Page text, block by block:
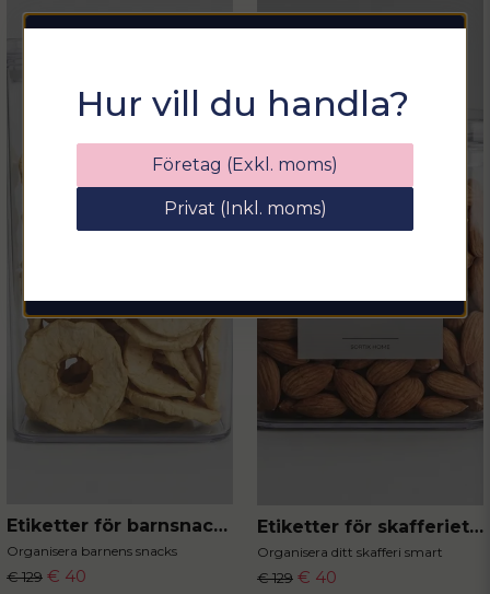
Etiketter för barnsnacks 20 st 5x5 cm
Organisera barnens snacks
€ 129 € 40
Etiketter för skafferiet 40st 5x5 cm
Organisera ditt skafferi smart
€ 129 € 40
Sommarfixa med
Sortix! 15% rabatt
Ange din e-postadress nedan för att få en
rabattkod på hela ditt köp
email
Hur vill du handla?
Företag (Exkl. moms)
Privat (Inkl. moms)